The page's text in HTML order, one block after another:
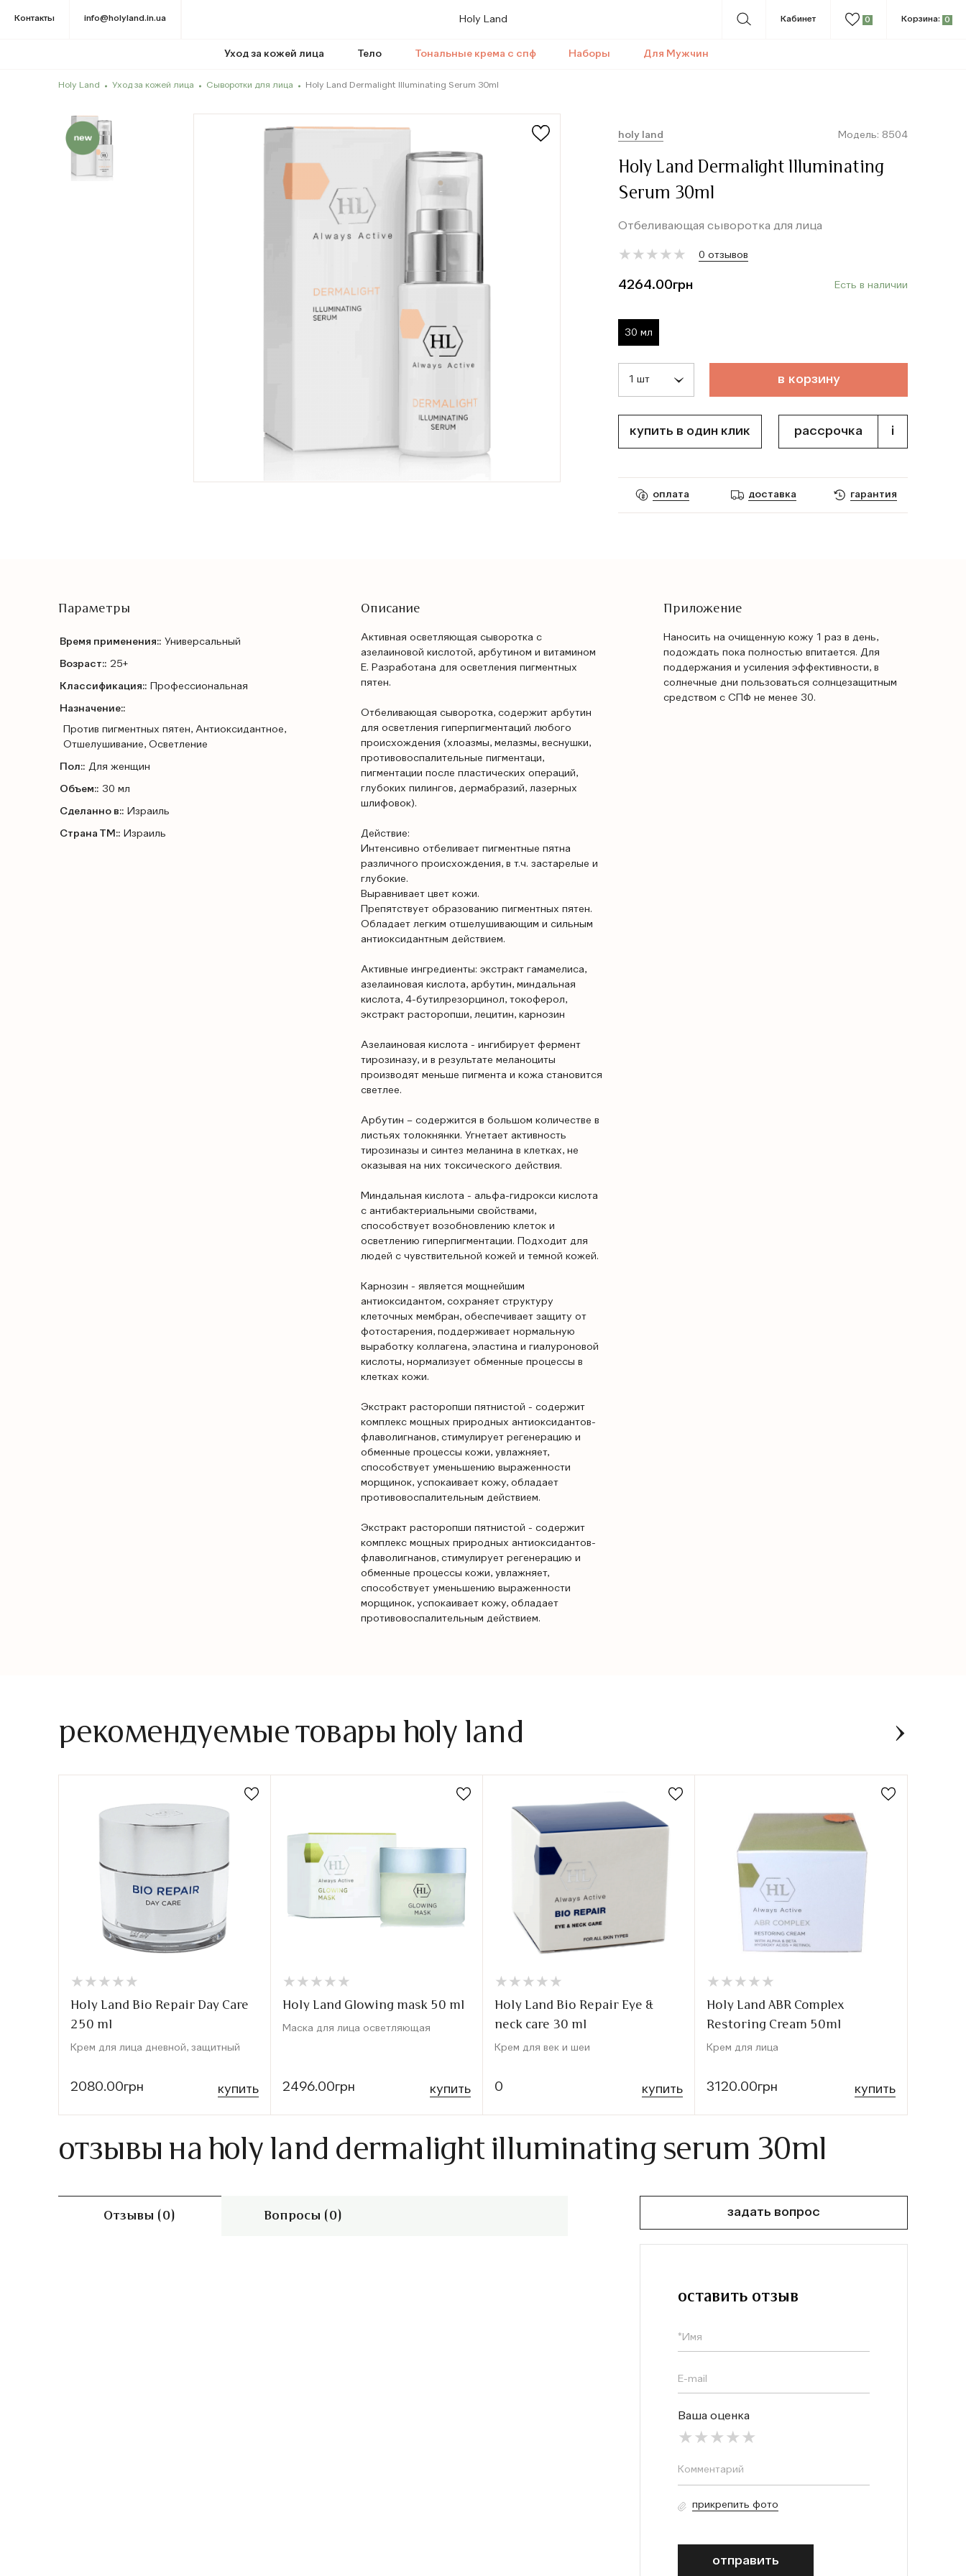
Контакты info@holyland.in.ua Holy Land
Уход за кожей лица Тело Тональные крема с спф Наборы Для Мужчин
Кабинет 0 Корзина: 0
Holy Land Уход за кожей лица Сыворотки для лица Holy Land Dermalight Illuminating Serum 30ml
holy land Модель: 8504
Holy Land Dermalight Illuminating
Serum 30ml
Отбеливающая сыворотка для лица
★
★ ★
★ ★
★ ★
★ ★
★ 0 отзывов
4264.00грн Есть в наличии
30 мл
в корзину
купить в один клик рассрочка i
оплата доставка гарантия
Параметры
Время применения:: Универсальный
Возраст:: 25+
Классификация:: Профессиональная
Назначение::
Против пигментных пятен, Антиоксидантное,
Отшелушивание, Осветление
Пол:: Для женщин
Объем:: 30 мл
Сделанно в:: Израиль
Страна ТМ:: Израиль
Описание
Активная осветляющая сыворотка с
азелаиновой кислотой, арбутином и витамином
Е. Разработана для осветления пигментных
пятен.
Отбеливающая сыворотка, содержит арбутин
для осветления гиперпигментаций любого
происхождения (хлоазмы, мелазмы, веснушки,
противовоспалительные пигментаци,
пигментации после пластических операций,
глубоких пилингов, дермабразий, лазерных
шлифовок).
Действие:
Интенсивно отбеливает пигментные пятна
различного происхождения, в т.ч. застарелые и
глубокие.
Выравнивает цвет кожи.
Препятствует образованию пигментных пятен.
Обладает легким отшелушивающим и сильным
антиоксидантным действием.
Активные ингредиенты: экстракт гамамелиса,
азелаиновая кислота, арбутин, миндальная
кислота, 4-бутилрезорцинол, токоферол,
экстракт расторопши, лецитин, карнозин
Азелаиновая кислота - ингибирует фермент
тирозиназу, и в результате меланоциты
производят меньше пигмента и кожа становится
светлее.
Арбутин – содержится в большом количестве в
листьях толокнянки. Угнетает активность
тирозиназы и синтез меланина в клетках, не
оказывая на них токсического действия.
Миндальная кислота - альфа-гидрокси кислота
с антибактериальными свойствами,
способствует возобновлению клеток и
осветлению гиперпигментации. Подходит для
людей с чувствительной кожей и темной кожей.
Карнозин - является мощнейшим
антиоксидантом, сохраняет структуру
клеточных мембран, обеспечивает защиту от
фотостарения, поддерживает нормальную
выработку коллагена, эластина и гиалуроновой
кислоты, нормализует обменные процессы в
клетках кожи.
Экстракт расторопши пятнистой - содержит
комплекс мощных природных антиоксидантов-
флаволигнанов, стимулирует регенерацию и
обменные процессы кожи, увлажняет,
способствует уменьшению выраженности
морщинок, успокаивает кожу, обладает
противовоспалительным действием.
Экстракт расторопши пятнистой - содержит
комплекс мощных природных антиоксидантов-
флаволигнанов, стимулирует регенерацию и
обменные процессы кожи, увлажняет,
способствует уменьшению выраженности
морщинок, успокаивает кожу, обладает
противовоспалительным действием.
Приложение
Наносить на очищенную кожу 1 раз в день,
подождать пока полностью впитается. Для
поддержания и усиления эффективности, в
солнечные дни пользоваться солнцезащитным
средством с СПФ не менее 30.
рекомендуемые товары holy land
★
★ ★
★ ★
★ ★
★ ★
★
Holy Land Bio Repair Day Care
250 ml
Крем для лица дневной, защитный
2080.00грн купить
★
★ ★
★ ★
★ ★
★ ★
★
Holy Land Glowing mask 50 ml
Маска для лица осветляющая
2496.00грн купить
★
★ ★
★ ★
★ ★
★ ★
★
Holy Land Bio Repair Eye &
neck care 30 ml
Крем для век и шеи
0 купить
★
★ ★
★ ★
★ ★
★ ★
★
Holy Land ABR Complex
Restoring Cream 50ml
Крем для лица
3120.00грн купить
отзывы на holy land dermalight illuminating serum 30ml
Отзывы (0) Вопросы (0) задать вопрос
оставить отзыв
Ваша оценка
прикрепить фото
отправить